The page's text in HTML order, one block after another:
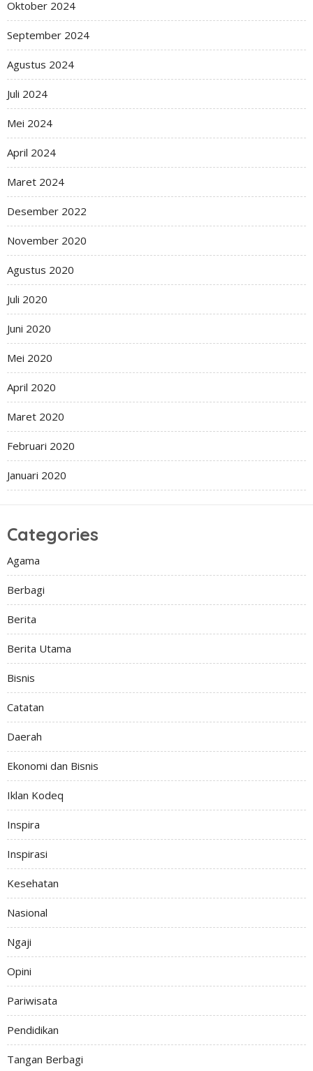
Oktober 2024
September 2024
Agustus 2024
Juli 2024
Mei 2024
April 2024
Maret 2024
Desember 2022
November 2020
Agustus 2020
Juli 2020
Juni 2020
Mei 2020
April 2020
Maret 2020
Februari 2020
Januari 2020
Categories
Agama
Berbagi
Berita
Berita Utama
Bisnis
Catatan
Daerah
Ekonomi dan Bisnis
Iklan Kodeq
Inspira
Inspirasi
Kesehatan
Nasional
Ngaji
Opini
Pariwisata
Pendidikan
Tangan Berbagi